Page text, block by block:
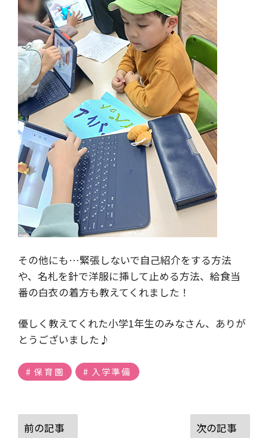
その他にも…緊張しないで自己紹介をする方法
や、名札を針で洋服に挿して止める方法、給食当
番の白衣の着方も教えてくれました！
優しく教えてくれた小学1年生のみなさん、ありが
とうございました♪
保育園 入学準備